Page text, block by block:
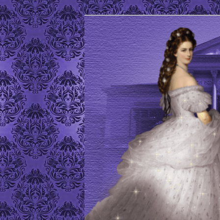
ELISABETH
Site de l'Association Elisabeth